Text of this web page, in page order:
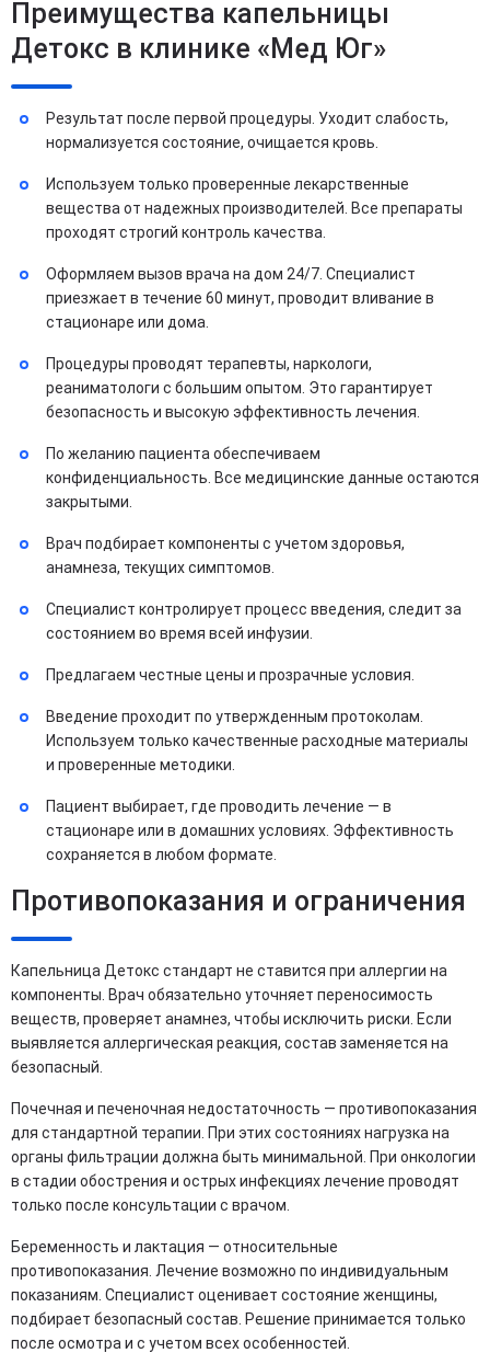
Преимущества капельницы
Детокс в клинике «Мед Юг»
Результат после первой процедуры. Уходит слабость,
нормализуется состояние, очищается кровь.
Используем только проверенные лекарственные
вещества от надежных производителей. Все препараты
проходят строгий контроль качества.
Оформляем вызов врача на дом 24/7. Специалист
приезжает в течение 60 минут, проводит вливание в
стационаре или дома.
Процедуры проводят терапевты, наркологи,
реаниматологи с большим опытом. Это гарантирует
безопасность и высокую эффективность лечения.
По желанию пациента обеспечиваем
конфиденциальность. Все медицинские данные остаются
закрытыми.
Врач подбирает компоненты с учетом здоровья,
анамнеза, текущих симптомов.
Специалист контролирует процесс введения, следит за
состоянием во время всей инфузии.
Предлагаем честные цены и прозрачные условия.
Введение проходит по утвержденным протоколам.
Используем только качественные расходные материалы
и проверенные методики.
Пациент выбирает, где проводить лечение — в
стационаре или в домашних условиях. Эффективность
сохраняется в любом формате.
Противопоказания и ограничения
Капельница Детокс стандарт не ставится при аллергии на
компоненты. Врач обязательно уточняет переносимость
веществ, проверяет анамнез, чтобы исключить риски. Если
выявляется аллергическая реакция, состав заменяется на
безопасный.
Почечная и печеночная недостаточность — противопоказания
для стандартной терапии. При этих состояниях нагрузка на
органы фильтрации должна быть минимальной. При онкологии
в стадии обострения и острых инфекциях лечение проводят
только после консультации с врачом.
Беременность и лактация — относительные
противопоказания. Лечение возможно по индивидуальным
показаниям. Специалист оценивает состояние женщины,
подбирает безопасный состав. Решение принимается только
после осмотра и с учетом всех особенностей.